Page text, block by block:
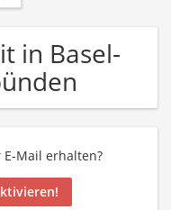
in Basel-
Mail erhalten?